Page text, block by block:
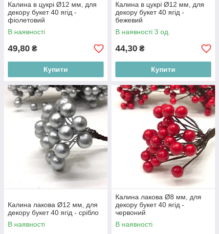
Калина в цукрі Ø12 мм, для
декору букет 40 ягід -
фіолетовий
В наявності
49,80 ₴
Купити
Калина в цукрі Ø12 мм, для
декору букет 40 ягід -
бежевий
В наявності 3 од.
44,30 ₴
Купити
Калина лакова Ø12 мм, для
декору букет 40 ягід - срібло
В наявності
Калина лакова Ø8 мм, для
декору букет 40 ягід -
червоний
В наявності